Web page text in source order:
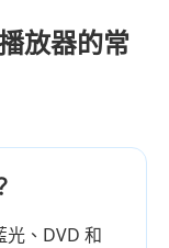
放器的常
光、DVD 和